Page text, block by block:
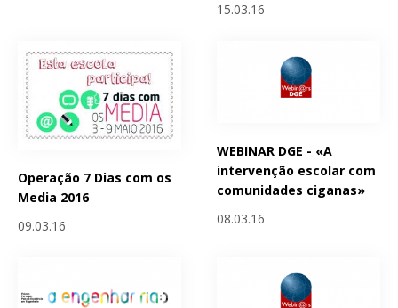
15.03.16
Operação 7 Dias com os
Media 2016
09.03.16
WEBINAR DGE - «A
intervenção escolar com
comunidades ciganas»
08.03.16